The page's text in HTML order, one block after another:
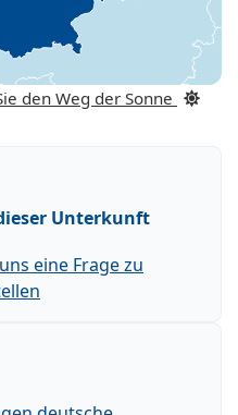
den Weg der Sonne
Unterkunft
eine Frage zu